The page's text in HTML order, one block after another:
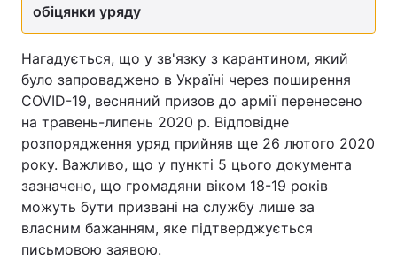
Тема оформлення
обіцянки уряду
Нагадується, що у зв'язку з карантином, який
було запроваджено в Україні через поширення
COVID-19, весняний призов до армії перенесено
на травень-липень 2020 р. Відповідне
розпорядження уряд прийняв ще 26 лютого 2020
року. Важливо, що у пункті 5 цього документа
зазначено, що громадяни віком 18-19 років
можуть бути призвані на службу лише за
власним бажанням, яке підтверджується
письмовою заявою.